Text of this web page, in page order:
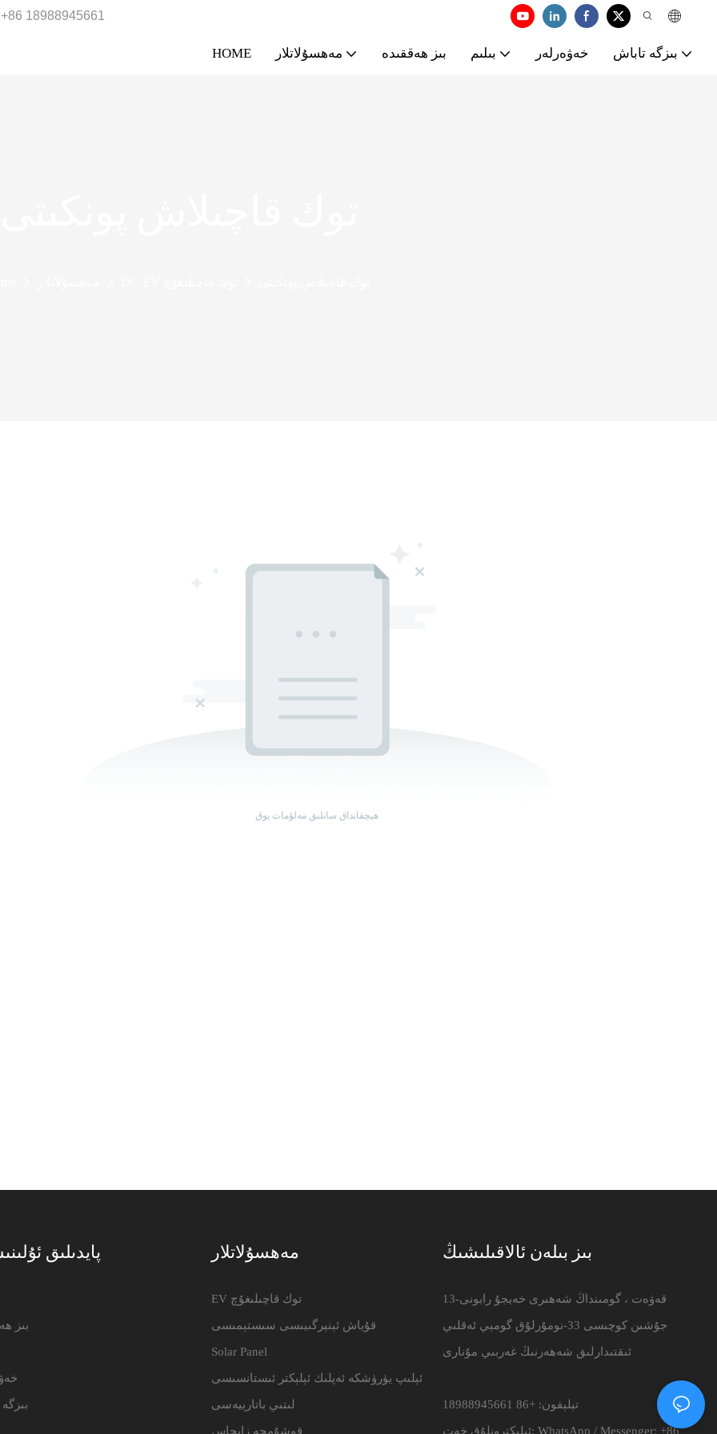
+86 18988945661
HOME مەھسۇلاتلار بىز ھەققىدە بىلىم خەۋەرلەر بىزگە تاباش
ھېچقانداق سانلىق مەلۇمات يوق
پايدىلىق
بىز
مەھسۇلاتلار
EV توك قاچىلىغۇچ
قۇياش ئېنېرگىيىسى سىستېمىسى
Solar Panel
ئېلىپ يۈرۈشكە ئەپلىك ئېلېكتر ئىستانسىسى
لىتىي باتارېيەسى
قوشۇمچە زاپچاس
بىز بىلەن ئالاقىلىشىڭ
13-قەۋەت ، گومىنداڭ شەھىرى خەيجۇ رايونى
جۇشىن كوچىسى 33-نومۇرلۇق گومېي ئەقلىي
ئىقتىدارلىق شەھەرنىڭ غەربىي مۇنارى
تېلېفون: +86 18988945661
ئېلېكترونلۇق خەت: WhatsApp / Messenger: +86